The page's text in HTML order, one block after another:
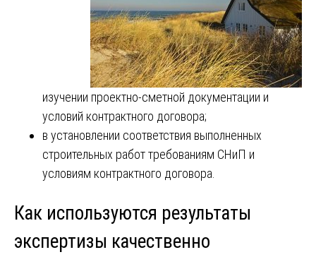
изучении проектно-сметной документации и
условий контрактного договора;
в установлении соответствия выполненных
строительных работ требованиям СНиП и
условиям контрактного договора.
Как используются результаты
экспертизы качественно